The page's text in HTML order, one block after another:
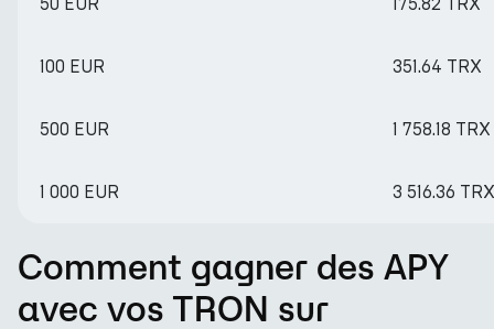
100 EUR 351.64 TRX
500 EUR 1 758.18 TRX
1 000 EUR 3 516.36 TRX
Comment gagner des APY
avec vos TRON sur